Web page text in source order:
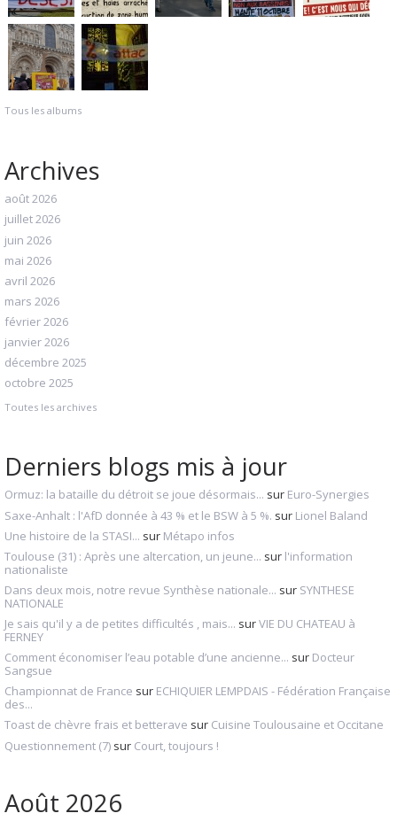
Tous les albums
Archives
août 2026
juillet 2026
juin 2026
mai 2026
avril 2026
mars 2026
février 2026
janvier 2026
décembre 2025
octobre 2025
Toutes les archives
Derniers blogs mis à jour
Ormuz: la bataille du détroit se joue désormais... sur Euro-Synergies
Saxe-Anhalt : l'AfD donnée à 43 % et le BSW à 5 %. sur Lionel Baland
Une histoire de la STASI... sur Métapo infos
Toulouse (31) : Après une altercation, un jeune... sur l'information
nationaliste
Dans deux mois, notre revue Synthèse nationale... sur SYNTHESE
NATIONALE
Je sais qu'il y a de petites difficultés , mais... surVIE DU CHATEAU à
FERNEY
Comment économiser l’eau potable d’une ancienne... sur Docteur
Sangsue
Championnat de France sur ECHIQUIER LEMPDAIS - Fédération Française
des...
Toast de chèvre frais et betterave sur Cuisine Toulousaine et Occitane
Questionnement (7) sur Court, toujours !
Août 2026